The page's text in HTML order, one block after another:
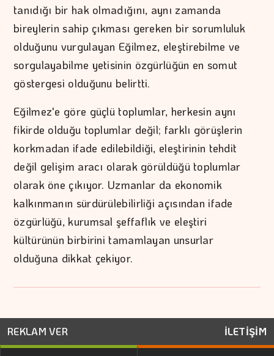
tanıdığı bir hak olmadığını, aynı zamanda
bireylerin sahip çıkması gereken bir sorumluluk
olduğunu vurgulayan Eğilmez, eleştirebilme ve
sorgulayabilme yetisinin özgürlüğün en somut
göstergesi olduğunu belirtti.
Eğilmez'e göre güçlü toplumlar, herkesin aynı
fikirde olduğu toplumlar değil; farklı görüşlerin
korkmadan ifade edilebildiği, eleştirinin tehdit
değil gelişim aracı olarak görüldüğü toplumlar
olarak öne çıkıyor. Uzmanlar da ekonomik
kalkınmanın sürdürülebilirliği açısından ifade
özgürlüğü, kurumsal şeffaflık ve eleştiri
kültürünün birbirini tamamlayan unsurlar
olduğuna dikkat çekiyor.
REKLAM VER İLETİŞİM